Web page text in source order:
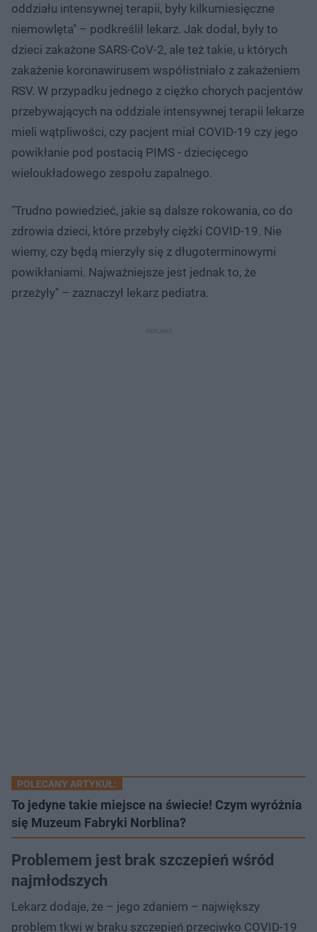
oddziału intensywnej terapii, były kilkumiesięczne
niemowlęta" – podkreślił lekarz. Jak dodał, były to
dzieci zakażone SARS-CoV-2, ale też takie, u których
zakażenie koronawirusem współistniało z zakażeniem
RSV. W przypadku jednego z ciężko chorych pacjentów
przebywających na oddziale intensywnej terapii lekarze
mieli wątpliwości, czy pacjent miał COVID-19 czy jego
powikłanie pod postacią PIMS - dziecięcego
wieloukładowego zespołu zapalnego.
"Trudno powiedzieć, jakie są dalsze rokowania, co do
zdrowia dzieci, które przebyły ciężki COVID-19. Nie
wiemy, czy będą mierzyły się z długoterminowymi
powikłaniami. Najważniejsze jest jednak to, że
przeżyły" – zaznaczył lekarz pediatra.
POLECANY ARTYKUŁ:
To jedyne takie miejsce na świecie! Czym wyróżnia
się Muzeum Fabryki N​orblina?
Problemem jest brak szczepień wśród
najmłodszych
Lekarz dodaje, że – jego zdaniem – największy
problem tkwi w braku szczepień przeciwko COVID-19